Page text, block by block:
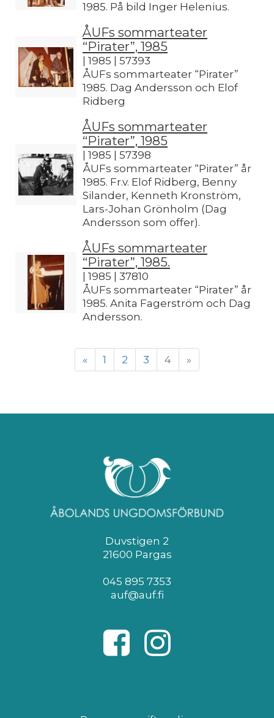
1985. På bild Inger Helenius.
ÅUFs sommarteater
“Pirater”, 1985
| 1985 | 57393
ÅUFs sommarteater “Pirater”
1985. Dag Andersson och Elof
Ridberg
ÅUFs sommarteater
“Pirater”, 1985
| 1985 | 57398
ÅUFs sommarteater “Pirater” år
1985. Fr.v. Elof Ridberg, Benny
Silander, Kenneth Kronström,
Lars-Johan Grönholm (Dag
Andersson som offer).
ÅUFs sommarteater
“Pirater”, 1985.
| 1985 | 37810
ÅUFs sommarteater “Pirater” år
1985. Anita Fagerström och Dag
Andersson.
« 1 2 3 4 »
Duvstigen 2
21600 Pargas
045 895 7353
auf@auf.fi